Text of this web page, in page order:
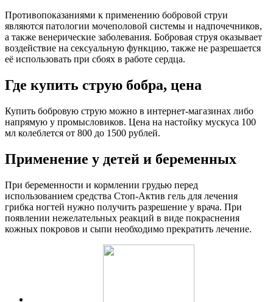
Противопоказаниями к применению бобровой струи
являются патологии мочеполовой системы и надпочечников,
а также венерические заболевания. Бобровая струя оказывает
воздействие на сексуальную функцию, также не разрешается
её использовать при сбоях в работе сердца.
Где купить струю бобра, цена
Купить бобровую струю можно в интернет-магазинах либо
напрямую у промысловиков. Цена на настойку мускуса 100
мл колеблется от 800 до 1500 рублей.
Применение у детей и беременных
При беременности и кормлении грудью перед
использованием средства Стоп-Актив гель для лечения
грибка ногтей нужно получить разрешение у врача. При
появлении нежелательных реакций в виде покраснения
кожных покровов и сыпи необходимо прекратить лечение.